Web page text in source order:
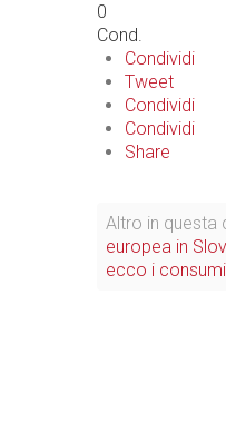
0
Cond.
Condividi
Tweet
Condividi
Condividi
Share
Altro in questa
europea in
ecco i